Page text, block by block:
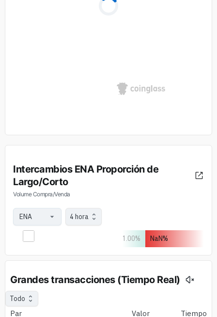
Intercambios ENA Proporción de
Largo/Corto
Volume Compra/Venda
4 hora
1.00% NaN%
Grandes transacciones (Tiempo Real)
Todo
Par Valor Tiempo